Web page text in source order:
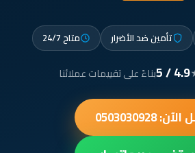
تأمين ضد الأضرار متاح 24/7
4.9 / 5 بناءً على تقييمات عملائنا
0503030928